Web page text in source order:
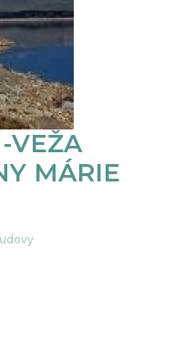
VEŽA
MÁRIE